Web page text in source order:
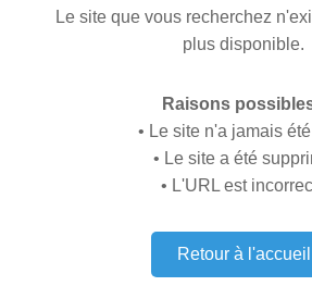
Le site que vous recherchez
plus disponible.
Raisons
• Le site n'a jamais
• Le site a été
• L'URL est
Retour à l'accueil